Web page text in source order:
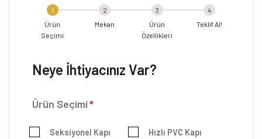
1
Ürün
Seçimi
2
Mekan
3
Ürün
Özellikleri
4
Teklif Al!
Neye İhtiyacınız Var?
Ürün Seçimi
Seksiyonel Kapı Hızlı PVC Kapı